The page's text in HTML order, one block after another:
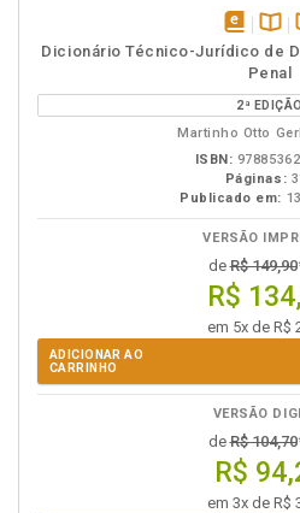
disponível
eBook
na
B.V.
Dicionário Técnico-Jurídico de
Penal
2ª EDIÇÃO
Martinho Otto
ISBN:
Páginas:
Publicado em:
VERSÃO
deR$ 149,90
R$
em 5x de R$
ADICIONAR AO
CARRINHO
VERSÃO
deR$ 104,70
R$
em 3x de R$